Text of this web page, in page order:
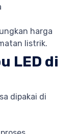
harga
listrik.
LED di
dipakai di